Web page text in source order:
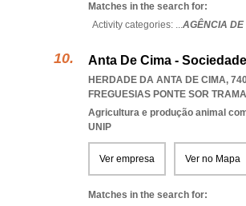
Matches in the search for:
Activity categories: ...AGÊNCIA DE
Anta De Cima -
HERDADE DA ANTA DE CIMA,
FREGUESIAS PONTE SOR
Agricultura e produção animal
UNIP
Ver empresa Ver no Mapa
Matches in the search for: